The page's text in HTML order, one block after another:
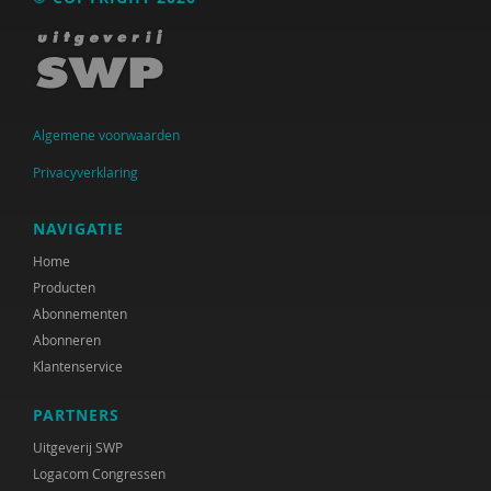
Hester de Boer
Annette van den Bosch
Bo Bremmers
Dominique Burggraaff
Mellouki Cadat-Lampe
Nina van Capelleveen
Baroness Casey of Blackstock DBE CB
Anita Charlesworth
Cécile Chênevert
Esther Croes
Algemene voorwaarden
Privacyverklaring
NAVIGATIE
Home
Producten
Abonnementen
Abonneren
Klantenservice
PARTNERS
Uitgeverij SWP
Logacom Congressen